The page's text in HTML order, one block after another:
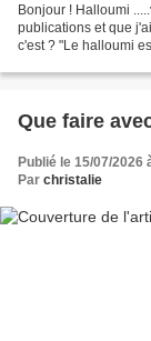
Bonjour ! Halloumi
publications et que
c'est ? "Le halloumi
Que faire
Publié le 15/07/2026
Par christalie